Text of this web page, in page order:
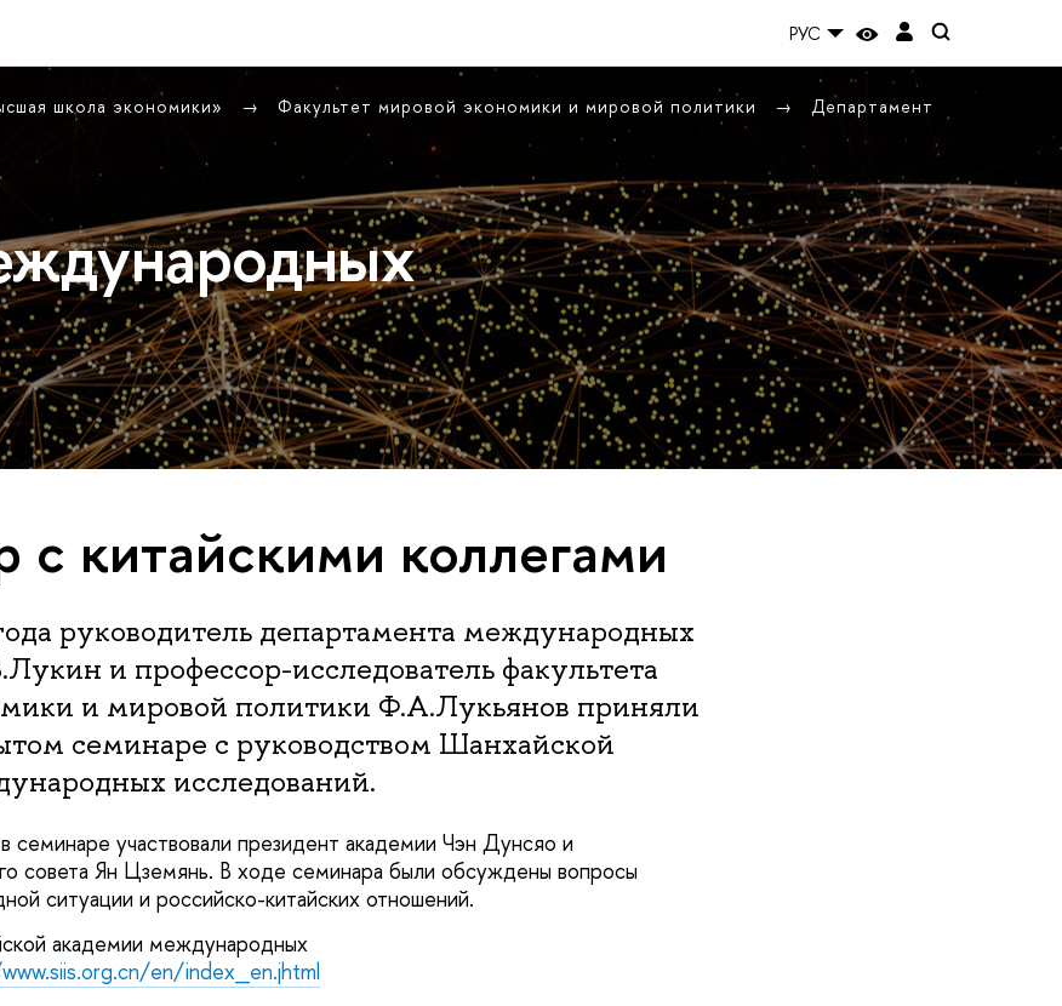
РУС
школа экономики» Факультет мировой экономики и мировой политики
Департамент
с китайскими коллегами
руководитель департамента международных
и профессор-исследователь факультета
и мировой политики Ф.А.Лукьянов приняли
семинаре с руководством Шанхайской
исследований.
семинаре участвовали президент академии Чэн Дунсяо и
совета Ян Цземянь. В ходе семинара были обсуждены вопросы
ситуации и российско-китайских отношений.
академии международных
en/index_en.jhtml